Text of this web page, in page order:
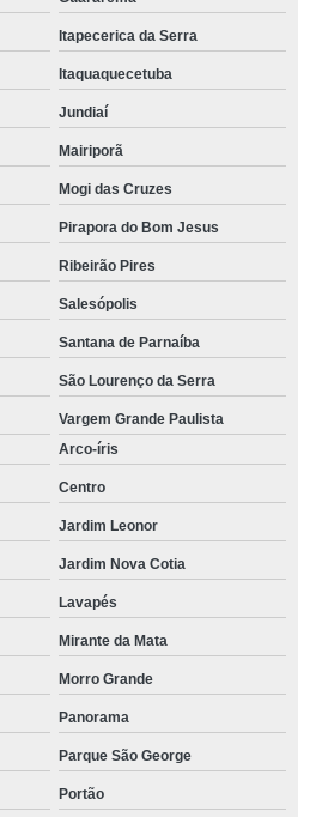
Itapecerica da Serra
Itaquaquecetuba
Jundiaí
Mairiporã
Mogi das Cruzes
Pirapora do Bom Jesus
Ribeirão Pires
Salesópolis
Santana de Parnaíba
São Lourenço da Serra
Vargem Grande Paulista
Arco-íris
Centro
Jardim Leonor
Jardim Nova Cotia
Lavapés
Mirante da Mata
Morro Grande
Panorama
Parque São George
Portão